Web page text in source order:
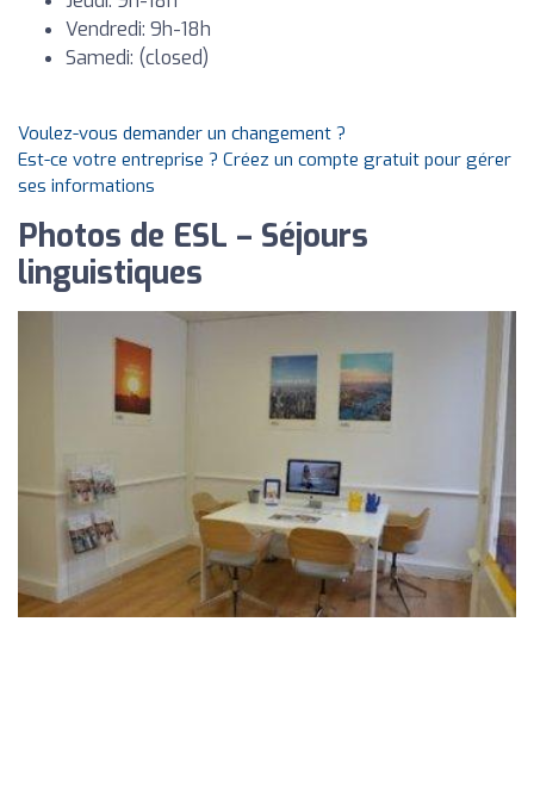
Vendredi: 9h-18h
Samedi: (closed)
Voulez-vous demander un changement ?
Est-ce votre entreprise ? Créez un compte gratuit pour gérer
ses informations
Photos de ESL – Séjours
linguistiques